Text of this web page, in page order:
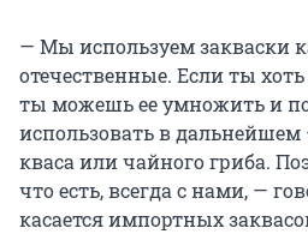
— Мы используем закваски
отечественные. Если ты
ты можешь ее умножить и
использовать в
кваса или чайного гриба.
что есть, всегда с нами, —
касается импортных